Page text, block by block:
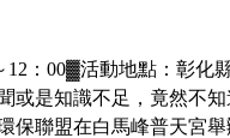
12：00▓活動地點：彰化
或是知識不足，竟然不
保聯盟在白馬峰普天宮